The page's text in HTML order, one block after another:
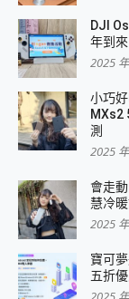
DJI
年到
2025
小巧
MXs2
測
2025
會走
慧冷
2025
寶可
五折